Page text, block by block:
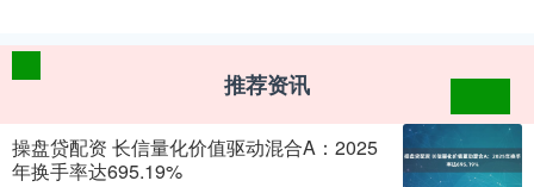
推荐资讯
操盘贷配资 长信量化价值驱动混合A：2025
年换手率达695.19%